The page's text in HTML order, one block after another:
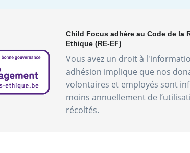
Child Focus adhère au Code de la
Ethique (RE-EF)
Vous avez un droit à
adhésion implique que nos
volontaires et employés sont
moins annuellement de
récoltés.